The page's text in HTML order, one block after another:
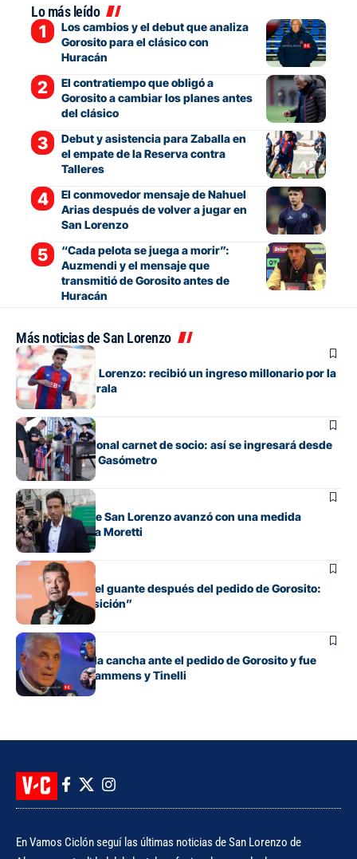
Lo más leído
Los cambios y el debut que analiza
Gorosito para el clásico con
Huracán
El contratiempo que obligó a
Gorosito a cambiar los planes antes
del clásico
Debut y asistencia para Zaballa en
el empate de la Reserva contra
Talleres
El conmovedor mensaje de Nahuel
Arias después de volver a jugar en
San Lorenzo
“Cada pelota se juega a morir”:
Auzmendi y el mensaje que
transmitió de Gorosito antes de
Huracán
Más noticias de San Lorenzo
Institucional
Alivio para San Lorenzo: recibió un ingreso millonario por la
venta de Elian Irala
Institucional
Adiós al tradicional carnet de socio: así se ingresará desde
ahora al Nuevo Gasómetro
Institucional
La dirigencia de San Lorenzo avanzó con una medida
histórica contra Moretti
Institucional
Tinelli recogió el guante después del pedido de Gorosito:
“Estoy a disposición”
Institucional
Culotta marcó la cancha ante el pedido de Gorosito y fue
lapidario con Lammens y Tinelli
En Vamos Ciclón seguí las últimas noticias de San Lorenzo de